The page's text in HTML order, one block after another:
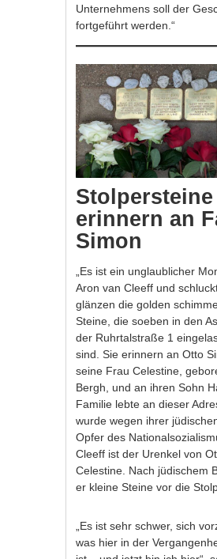
Unternehmens soll der
fortgeführt werden.“
Stolpersteine
erinnern an
Simon
„Es ist ein unglaublicher
Aron van Cleeff und
glänzen die golden
Steine, die soeben in den
der Ruhrtalstraße 1
sind. Sie erinnern an Otto
seine Frau Celestine,
Bergh, und an ihren Sohn
Familie lebte an dieser
wurde wegen ihrer
Opfer des
Cleeff ist der Urenkel von
Celestine. Nach jüdischem
er kleine Steine vor die
„Es ist sehr schwer, sich
was hier in der